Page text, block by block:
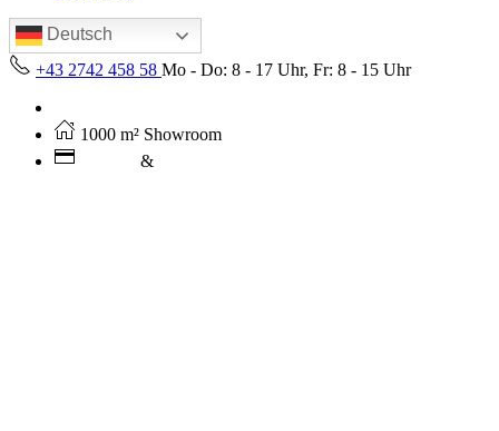
Deutsch
+43 2742 458 58 Mo - Do: 8 - 17 Uhr, Fr: 8 - 15 Uhr
1000 m² Showroom
&